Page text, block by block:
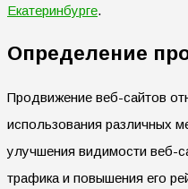
Екатеринбурге.
Определение
Продвижение веб-сайтов
использования различных
улучшения видимости веб-
трафика и повышения его